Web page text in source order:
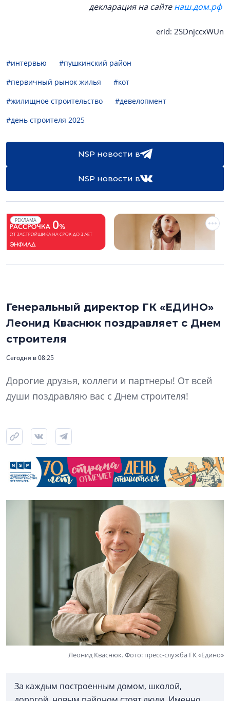
декларация на сайтенаш.дом.рф
erid: 2SDnjccxWUn
#интервью
#пушкинский район
#первичный рынок жилья
#кот
#жилищное строительство
#девелопмент
#день строителя 2025
NSP новости в
NSP новости в
РЕКЛАМА
Генеральный директор ГК «ЕДИНО»
Леонид Кваснюк поздравляет с Днем
строителя
Сегодня в 08:25
Дорогие друзья, коллеги и партнеры! От всей
души поздравляю вас с Днем строителя!
Леонид Кваснюк. Фото: пресс-служба ГК «Едино»
За каждым построенным домом, школой,